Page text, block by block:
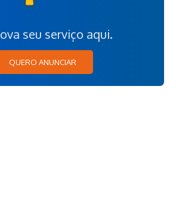
seu serviço aqui.
QUERO ANUNCIAR